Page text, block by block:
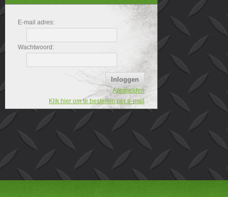
E-mail adres:
Wachtwoord:
Aanmelden
Klik hier om te bestellen per e-mail